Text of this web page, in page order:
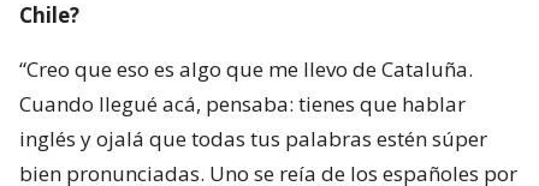
Chile?
“Creo que eso es algo que me llevo de Cataluña.
Cuando llegué acá, pensaba: tienes que hablar
inglés y ojalá que todas tus palabras estén súper
bien pronunciadas. Uno se reía de los españoles por